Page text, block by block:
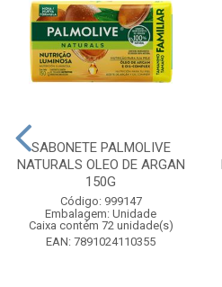
SABONETE PALMOLIVE
NATURALS OLEO DE ARGAN
150G
Código: 999147
Embalagem: Unidade
Caixa contém 72 unidade(s)
EAN: 7891024110355